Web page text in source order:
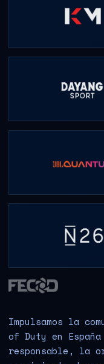
Impulsamos la
of Duty en
responsable, la